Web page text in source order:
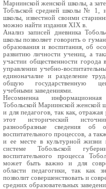
Мариинской женской школы, а
Тобльской средней школы № 1,
школы, известной своими
можно найти издания XIX в.
Анализ записей дневника
школы позволяет говорить о
образования и воспитания, об
развитию личности учениц, а
участии общественности города
управлении учебно-
единоначалие и разделение
общую государственную
учебными заведениями.
Несомненна
Тобольской Мариинской женской
и для педагогов, так как, отражая
этот исторический
разнообразные сведения об
воспитательного процессов, а
и ее месте в культурной жизни
системе Тобольской
воспитательного процесса
может быть важно и для
области педагогики, так как
позволит совершенствовать и
средних образовательных